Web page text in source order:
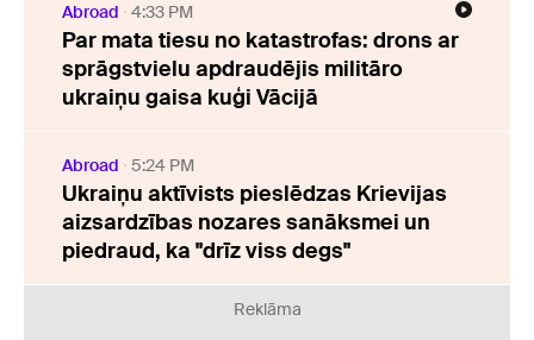
Abroad 4:33 PM
Par mata tiesu no katastrofas: drons ar
sprāgstvielu apdraudējis militāro
ukraiņu gaisa kuģi Vācijā
Abroad 5:24 PM
Ukraiņu aktīvists pieslēdzas Krievijas
aizsardzības nozares sanāksmei un
piedraud, ka "drīz viss degs"
Reklāma